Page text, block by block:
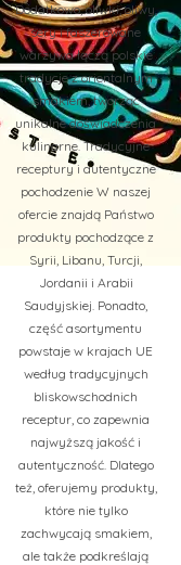
Dodatkowo, oliwki, oliwy,
sery i faszerowane
warzywa łączą polskie
tradycje z orientalnym
smakiem, tworząc
unikalne doświadczenia
kulinarne. Tradycyjne
receptury i autentyczne
pochodzenie W naszej
ofercie znajdą Państwo
produkty pochodzące z
Syrii, Libanu, Turcji,
Jordanii i Arabii
Saudyjskiej. Ponadto,
część asortymentu
powstaje w krajach UE
według tradycyjnych
bliskowschodnich
receptur, co zapewnia
najwyższą jakość i
autentyczność. Dlatego
też, oferujemy produkty,
które nie tylko
zachwycają smakiem,
ale także podkreślają